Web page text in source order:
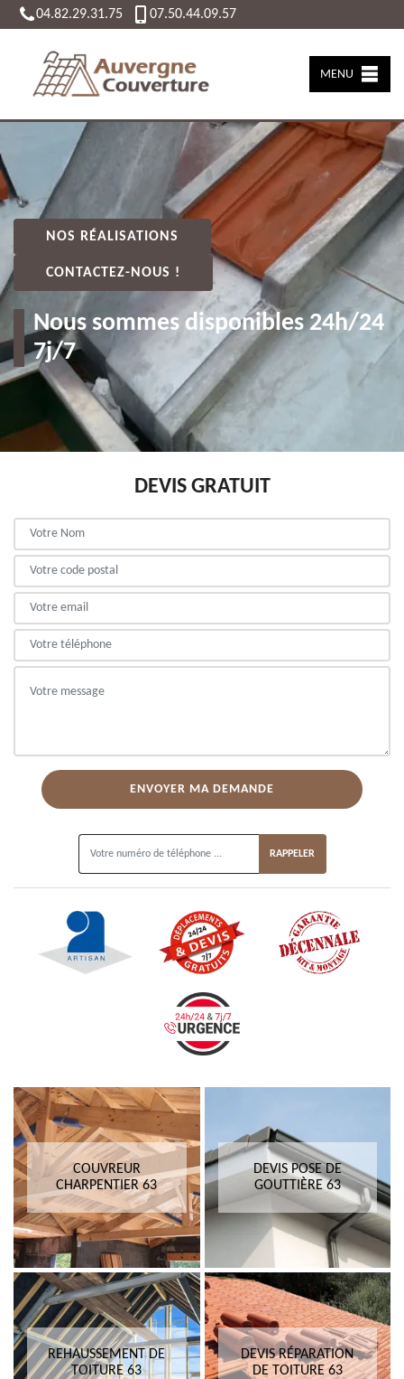
04.82.29.31.75 07.50.44.09.57
MENU
NOS RÉALISATIONS
CONTACTEZ-NOUS !
Nous sommes disponibles 24h/24
7j/7
DEVIS GRATUIT
COUVREUR
CHARPENTIER 63
DEVIS POSE DE
GOUTTIÈRE 63
REHAUSSEMENT DE
TOITURE 63
DEVIS RÉPARATION
DE TOITURE 63